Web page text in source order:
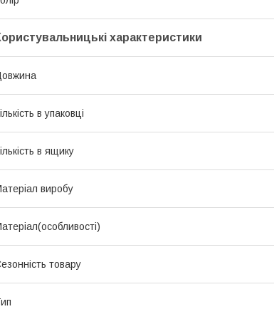
характеристики
в упаковці
в ящику
виробу
товару